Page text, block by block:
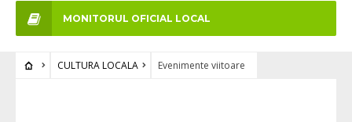
MONITORUL OFICIAL LOCAL
CULTURA LOCALA Evenimente viitoare